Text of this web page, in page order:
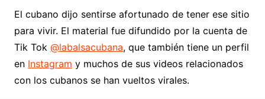
El cubano dijo sentirse afortunado de tener ese sitio
para vivir. El material fue difundido por la cuenta de
Tik Tok @labalsacubana, que también tiene un perfil
en Instagram y muchos de sus videos relacionados
con los cubanos se han vueltos virales.